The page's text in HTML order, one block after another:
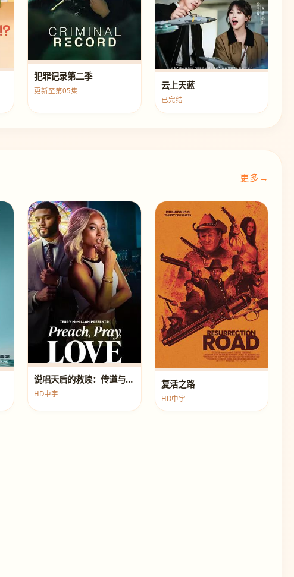
犯罪记录第二季
更新至第05集 云上天蓝
已完结
更多→
说唱天后的救赎：传道与真爱
HD中字
复活之路
HD中字